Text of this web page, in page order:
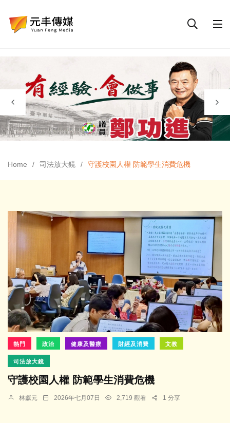
Home 司法放大鏡 守護校園人權 防範學生消費危機
熱門 政治 健康及醫療 財經及消費 文教
司法放大鏡
守護校園人權 防範學生消費危機
林獻元 2026年七月07日 2,719 觀看 1 分享